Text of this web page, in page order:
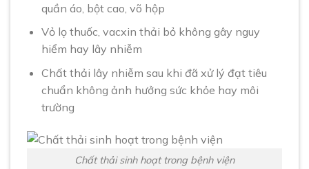
quần áo, bột cao, võ hộp
Vỏ lọ thuốc, vacxin thải bỏ không gây nguy
hiểm hay lây nhiễm
Chất thải lây nhiễm sau khi đã xử lý đạt tiêu
chuẩn không ảnh hưởng sức khỏe hay môi
trường
Chất thải sinh hoạt trong bệnh viện